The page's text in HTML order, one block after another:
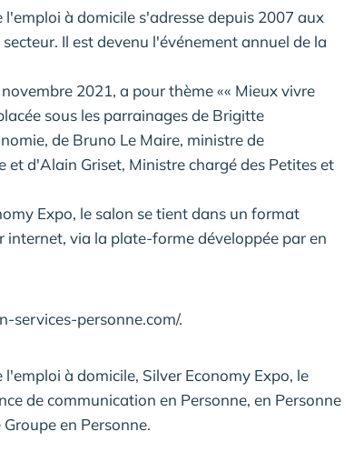
l'emploi à domicile s'adresse depuis 2007 aux
Il est devenu l'événement annuel de la
2021, a pour thème «« Mieux vivre
sous les parrainages de Brigitte
de Bruno Le Maire, ministre de
et d'Alain Griset, Ministre chargé des Petites et
Expo, le salon se tient dans un format
internet, via la plate-forme développée par en
services-personne.com/.
à domicile, Silver Economy Expo, le
de communication en Personne, en Personne
en Personne.